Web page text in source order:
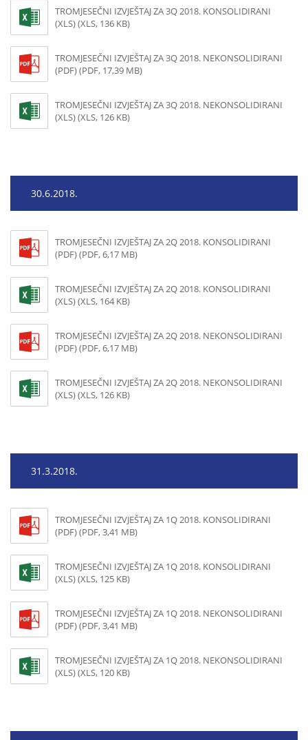
TROMJESEČNI IZVJEŠTAJ ZA 3Q 2018. KONSOLIDIRANI
(XLS) (XLS, 136 KB)
TROMJESEČNI IZVJEŠTAJ ZA 3Q 2018. NEKONSOLIDIRANI
(PDF) (PDF, 17,39 MB)
TROMJESEČNI IZVJEŠTAJ ZA 3Q 2018. NEKONSOLIDIRANI
(XLS) (XLS, 126 KB)
30.6.2018.
TROMJESEČNI IZVJEŠTAJ ZA 2Q 2018. KONSOLIDIRANI
(PDF) (PDF, 6,17 MB)
TROMJESEČNI IZVJEŠTAJ ZA 2Q 2018. KONSOLIDIRANI
(XLS) (XLS, 164 KB)
TROMJESEČNI IZVJEŠTAJ ZA 2Q 2018. NEKONSOLIDIRANI
(PDF) (PDF, 6,17 MB)
TROMJESEČNI IZVJEŠTAJ ZA 2Q 2018. NEKONSOLIDIRANI
(XLS) (XLS, 126 KB)
31.3.2018.
TROMJESEČNI IZVJEŠTAJ ZA 1Q 2018. KONSOLIDIRANI
(PDF) (PDF, 3,41 MB)
TROMJESEČNI IZVJEŠTAJ ZA 1Q 2018. KONSOLIDIRANI
(XLS) (XLS, 125 KB)
TROMJESEČNI IZVJEŠTAJ ZA 1Q 2018. NEKONSOLIDIRANI
(PDF) (PDF, 3,41 MB)
TROMJESEČNI IZVJEŠTAJ ZA 1Q 2018. NEKONSOLIDIRANI
(XLS) (XLS, 120 KB)